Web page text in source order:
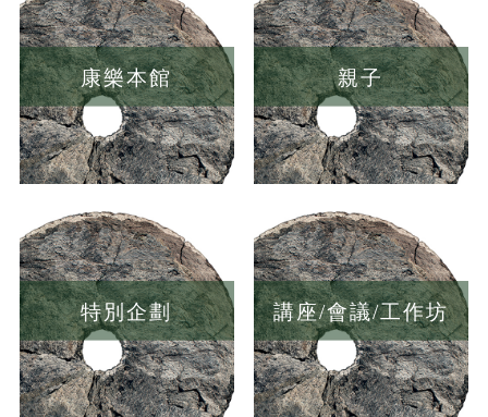
康樂本館 親子
特別企劃 講座/會議/工作坊